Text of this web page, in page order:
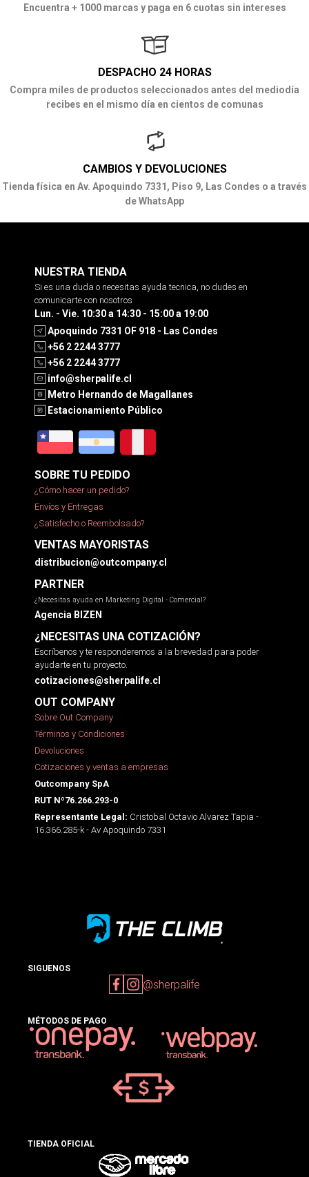
Encuentra + 1000 marcas y paga en 6 cuotas sin intereses
DESPACHO 24 HORAS
Compra miles de productos seleccionados antes del mediodía
recibes en el mismo día en cientos de comunas
CAMBIOS Y DEVOLUCIONES
Tienda física en Av. Apoquindo 7331, Piso 9, Las Condes o a través
de WhatsApp
NUESTRA TIENDA
Si es una duda o necesitas ayuda tecnica, no dudes en
comunicarte con nosotros
Lun. - Vie. 10:30 a 14:30 - 15:00 a 19:00
Apoquindo 7331 OF 918 - Las Condes
+56 2 2244 3777
+56 2 2244 3777
info@sherpalife.cl
Metro Hernando de Magallanes
Estacionamiento Público
SOBRE TU PEDIDO
¿Cómo hacer un pedido?
Envíos y Entregas
¿Satisfecho o Reembolsado?
VENTAS MAYORISTAS
distribucion@outcompany.cl
PARTNER
¿Necesitas ayuda en Marketing Digital - Comercial?
Agencia BIZEN
¿NECESITAS UNA COTIZACIÓN?
Escríbenos y te responderemos a la brevedad para poder
ayudarte en tu proyecto.
cotizaciones@sherpalife.cl
OUT COMPANY
Sobre Out Company
Términos y Condiciones
Devoluciones
Cotizaciones y ventas a empresas
Outcompany SpA
RUT Nº76.266.293-0
Representante Legal: Cristobal Octavio Alvarez Tapia -
16.366.285-k - Av Apoquindo 7331
SIGUENOS
@sherpalife
MÉTODOS DE PAGO
TIENDA OFICIAL